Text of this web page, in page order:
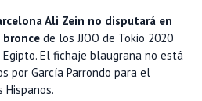
Ali Zein no disputará en
de los JJOO de Tokio 2020
El fichaje blaugrana no está
por García Parrondo para el